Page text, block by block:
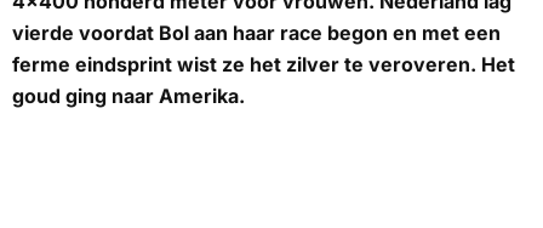
vierde voordat Bol aan haar race begon en met een
ferme eindsprint wist ze het zilver te veroveren. Het
goud ging naar Amerika.